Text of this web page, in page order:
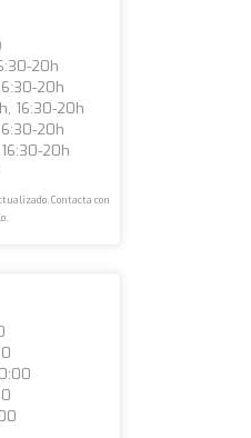
20h
20h
16:30-20h
20h
20h
Contacta con